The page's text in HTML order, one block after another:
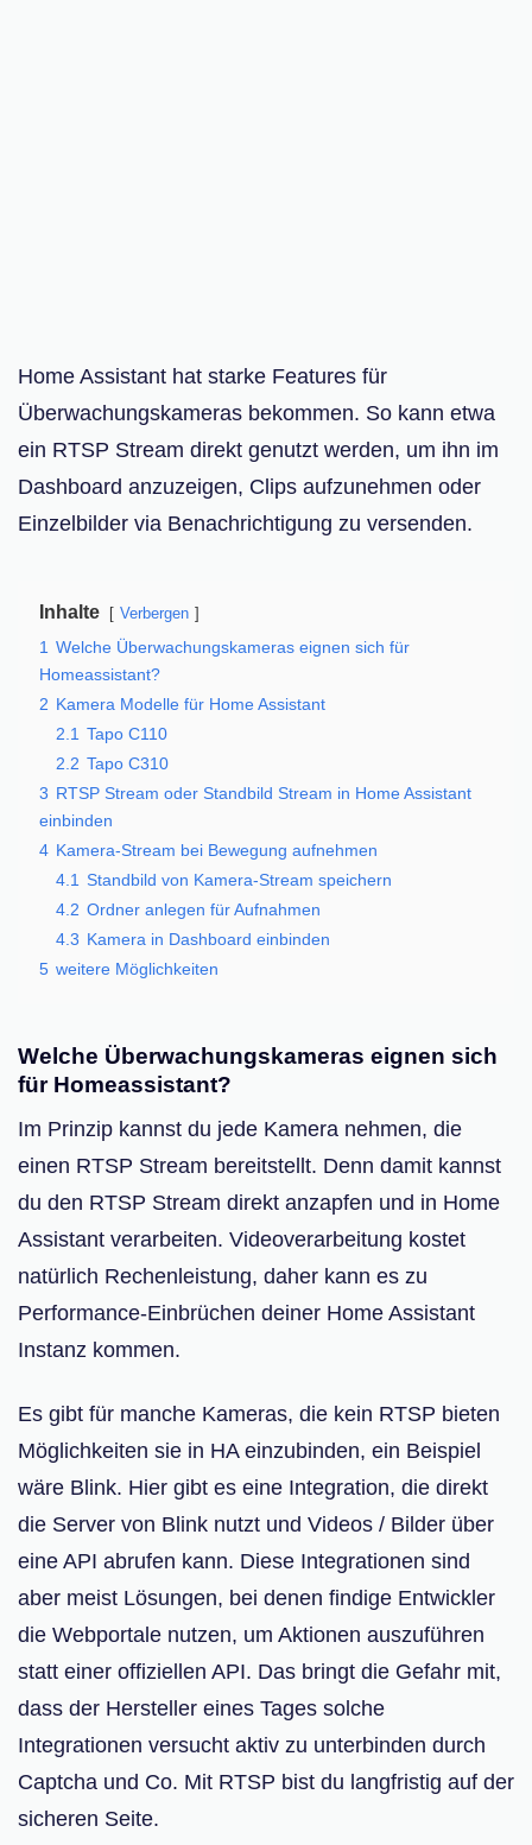
Home Assistant hat starke Features für
Überwachungskameras bekommen. So kann etwa
ein RTSP Stream direkt genutzt werden, um ihn im
Dashboard anzuzeigen, Clips aufzunehmen oder
Einzelbilder via Benachrichtigung zu versenden.
Inhalte Verbergen
1 Welche Überwachungskameras eignen sich für
Homeassistant?
2 Kamera Modelle für Home Assistant
2.1 Tapo C110
2.2 Tapo C310
3 RTSP Stream oder Standbild Stream in Home Assistant
einbinden
4 Kamera-Stream bei Bewegung aufnehmen
4.1 Standbild von Kamera-Stream speichern
4.2 Ordner anlegen für Aufnahmen
4.3 Kamera in Dashboard einbinden
5 weitere Möglichkeiten
Welche Überwachungskameras eignen sich
für Homeassistant?
Im Prinzip kannst du jede Kamera nehmen, die
einen RTSP Stream bereitstellt. Denn damit kannst
du den RTSP Stream direkt anzapfen und in Home
Assistant verarbeiten. Videoverarbeitung kostet
natürlich Rechenleistung, daher kann es zu
Performance-Einbrüchen deiner Home Assistant
Instanz kommen.
Es gibt für manche Kameras, die kein RTSP bieten
Möglichkeiten sie in HA einzubinden, ein Beispiel
wäre Blink. Hier gibt es eine Integration, die direkt
die Server von Blink nutzt und Videos / Bilder über
eine API abrufen kann. Diese Integrationen sind
aber meist Lösungen, bei denen findige Entwickler
die Webportale nutzen, um Aktionen auszuführen
statt einer offiziellen API. Das bringt die Gefahr mit,
dass der Hersteller eines Tages solche
Integrationen versucht aktiv zu unterbinden durch
Captcha und Co. Mit RTSP bist du langfristig auf der
sicheren Seite.